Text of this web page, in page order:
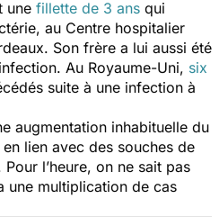
une fillette de 3 ans qui
au Centre hospitalier
Son frère a lui aussi été
Au Royaume-Uni, six
suite à une infection à
augmentation inhabituelle du
lien avec des souches de
l’heure, on ne sait pas
une multiplication de cas